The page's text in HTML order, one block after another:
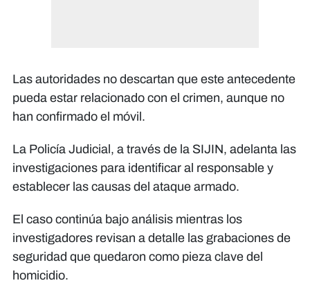
Las autoridades no descartan que este antecedente
pueda estar relacionado con el crimen, aunque no
han confirmado el móvil.
La Policía Judicial, a través de la SIJIN, adelanta las
investigaciones para identificar al responsable y
establecer las causas del ataque armado.
El caso continúa bajo análisis mientras los
investigadores revisan a detalle las grabaciones de
seguridad que quedaron como pieza clave del
homicidio.